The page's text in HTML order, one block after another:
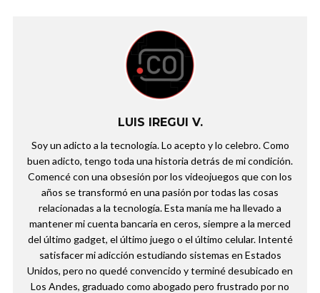
LUIS IREGUI V.
Soy un adicto a la tecnología. Lo acepto y lo celebro. Como
buen adicto, tengo toda una historia detrás de mi condición.
Comencé con una obsesión por los videojuegos que con los
años se transformó en una pasión por todas las cosas
relacionadas a la tecnología. Esta manía me ha llevado a
mantener mi cuenta bancaria en ceros, siempre a la merced
del último gadget, el último juego o el último celular. Intenté
satisfacer mi adicción estudiando sistemas en Estados
Unidos, pero no quedé convencido y terminé desubicado en
Los Andes, graduado como abogado pero frustrado por no